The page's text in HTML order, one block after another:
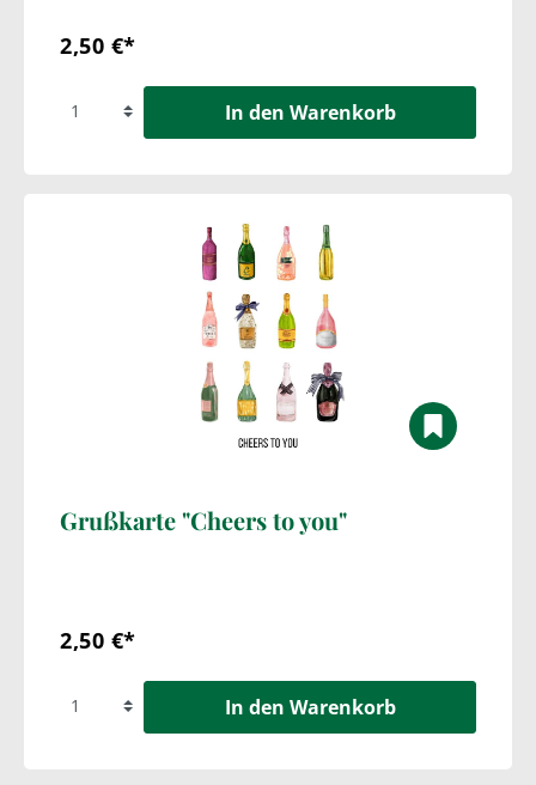
2,50 €*
In den Warenkorb
Grußkarte "Cheers to you"
2,50 €*
In den Warenkorb